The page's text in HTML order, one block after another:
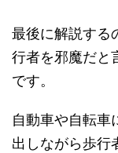
最後に解説する
行者を邪魔だと
です。
自動車や自転車
出しながら歩行